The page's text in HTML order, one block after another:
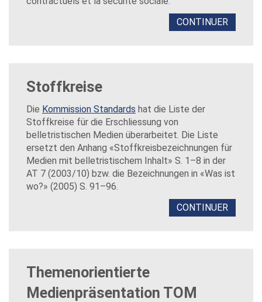
CONTINUER
Stoffkreise
Die Kommission Standards hat die Liste der
Stoffkreise für die Erschliessung von
belletristischen Medien überarbeitet. Die Liste
ersetzt den Anhang «Stoffkreisbezeichnungen für
Medien mit belletristischem Inhalt» S. 1–8 in der
AT 7 (2003/10) bzw. die Bezeichnungen in «Was ist
wo?» (2005) S. 91–96.
CONTINUER
Themenorientierte
Medienpräsentation TOM